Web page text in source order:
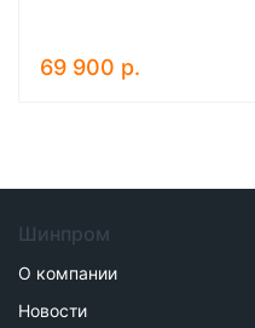
69 900 р.
Шинпром
О компании
Новости